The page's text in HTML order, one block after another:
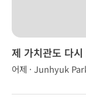
제 가치관도 다
어제 · Junhyuk